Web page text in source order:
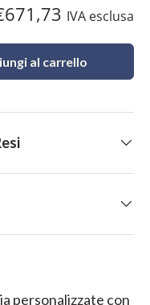
IVA esclusa
al carrello
personalizzate con